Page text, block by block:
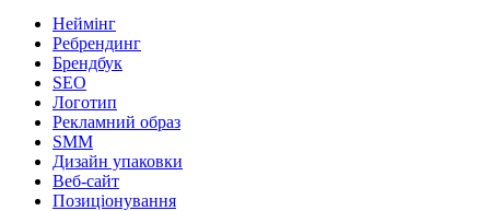
Неймінг
Ребрендинг
Брендбук
SEO
Логотип
Рекламний образ
SMM
Дизайн упаковки
Веб-сайт
Позиціонування